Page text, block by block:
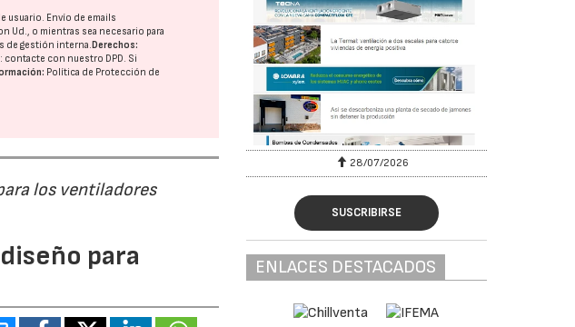
usuario. Envío de emails
Ud., o mientras sea necesario para
de gestión interna. Derechos:
contacte con nuestro DPD. Si
Política de Protección de
los ventiladores
para
30/07/2026 28/07/2026
SUSCRIBIRSE
ENLACES DESTACADOS